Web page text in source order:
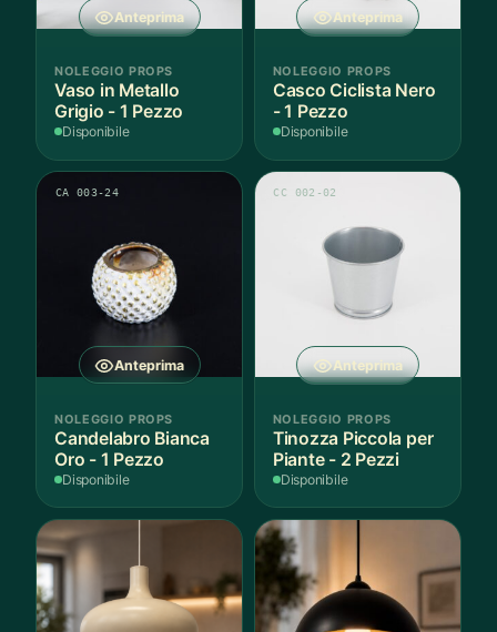
Anteprima
NOLEGGIO PROPS
Vaso in Metallo
Grigio - 1 Pezzo
Disponibile
Anteprima
NOLEGGIO PROPS
Casco Ciclista Nero
- 1 Pezzo
Disponibile
Anteprima
CA 003-24
NOLEGGIO PROPS
Candelabro Bianca
Oro - 1 Pezzo
Disponibile
Anteprima
CC 002-02
NOLEGGIO PROPS
Tinozza Piccola per
Piante - 2 Pezzi
Disponibile